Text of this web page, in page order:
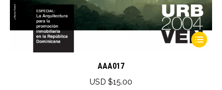
This
AAA017
USD $15.00